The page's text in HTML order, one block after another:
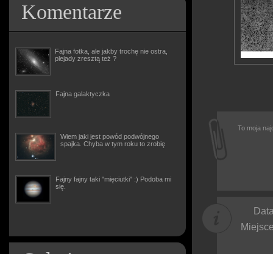
Komentarze
Fajna fotka, ale jakby trochę nie ostra,
plejady zresztą też ?
Fajna galaktyczka
Wiem jaki jest powód podwójnego
spajka. Chyba w tym roku to zrobię
Fajny fajny taki "mięciutki" :) Podoba mi
się.
To moja